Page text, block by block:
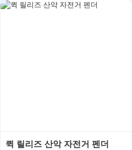
퀵 릴리즈 산악 자전거 펜더